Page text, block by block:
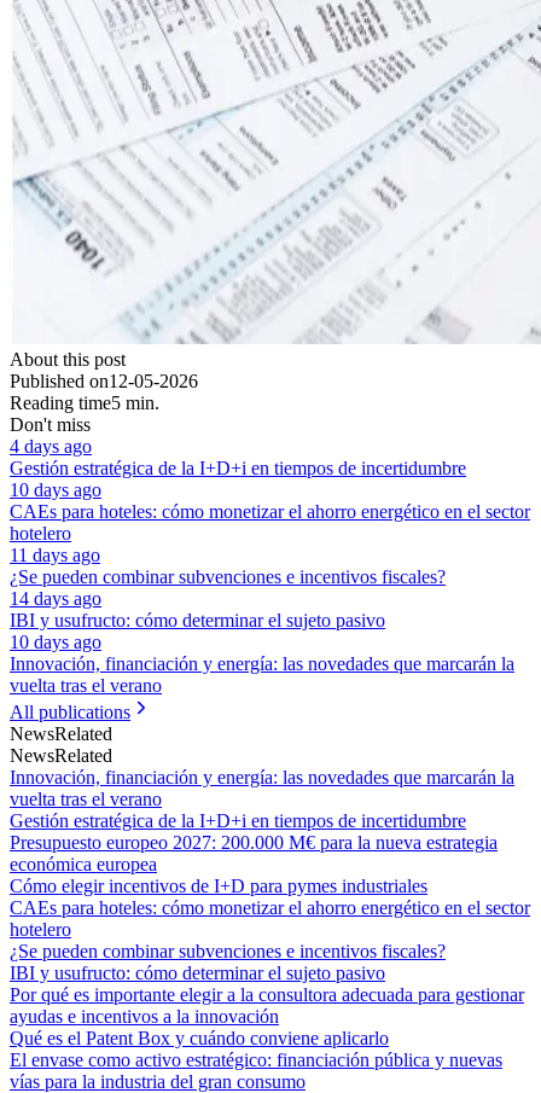
About this post
Published on12-05-2026
Reading time5 min.
Don't miss
4 days ago
Gestión estratégica de la I+D+i en tiempos de incertidumbre
10 days ago
CAEs para hoteles: cómo monetizar el ahorro energético en el sector
hotelero
11 days ago
¿Se pueden combinar subvenciones e incentivos fiscales?
14 days ago
IBI y usufructo: cómo determinar el sujeto pasivo
10 days ago
Innovación, financiación y energía: las novedades que marcarán la
vuelta tras el verano
All publications
NewsRelated
NewsRelated
Innovación, financiación y energía: las novedades que marcarán la
vuelta tras el verano
Gestión estratégica de la I+D+i en tiempos de incertidumbre
Presupuesto europeo 2027: 200.000 M€ para la nueva estrategia
económica europea
Cómo elegir incentivos de I+D para pymes industriales
CAEs para hoteles: cómo monetizar el ahorro energético en el sector
hotelero
¿Se pueden combinar subvenciones e incentivos fiscales?
IBI y usufructo: cómo determinar el sujeto pasivo
Por qué es importante elegir a la consultora adecuada para gestionar
ayudas e incentivos a la innovación
Qué es el Patent Box y cuándo conviene aplicarlo
El envase como activo estratégico: financiación pública y nuevas
vías para la industria del gran consumo